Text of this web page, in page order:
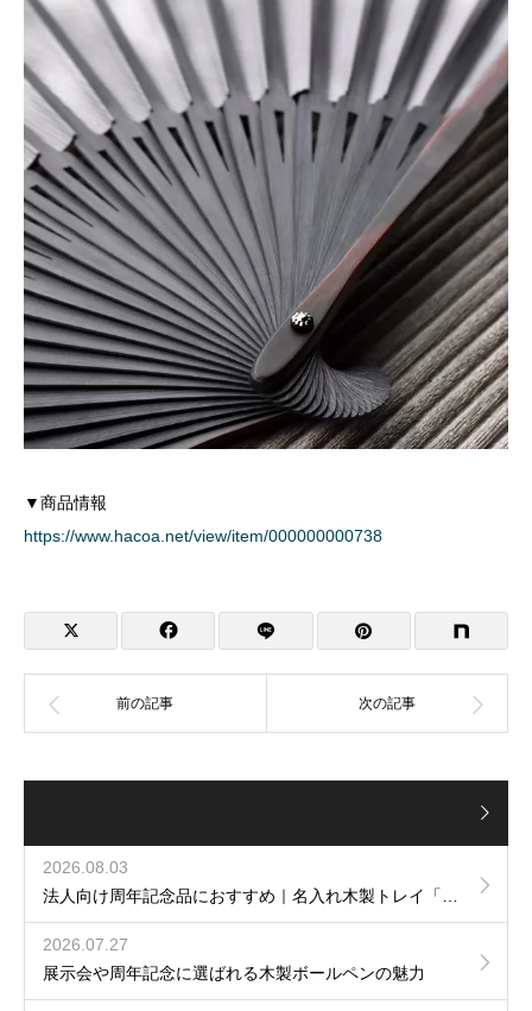
▼商品情報
https://www.hacoa.net/view/item/000000000738
2026.08.03
2026.07.27
展示会や周年記念に選ばれる木製ボールペンの魅力